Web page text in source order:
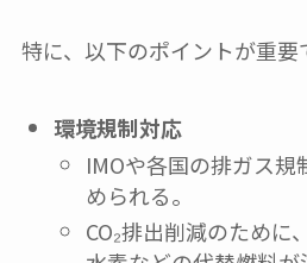
特に、以下のポイントが重要
環境規制対応
IMOや各国の排ガス
められる。
CO₂排出削減のために